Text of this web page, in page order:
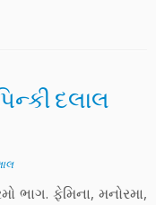
દલાલ
ભાગ. ફેમિના, મનોરમા,